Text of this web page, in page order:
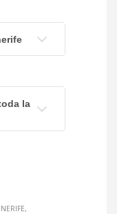
la